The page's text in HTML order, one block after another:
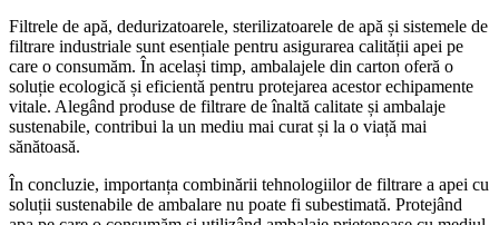
Filtrele de apă, dedurizatoarele, sterilizatoarele de apă și sistemele de
filtrare industriale sunt esențiale pentru asigurarea calității apei pe
care o consumăm. În același timp, ambalajele din carton oferă o
soluție ecologică și eficientă pentru protejarea acestor echipamente
vitale. Alegând produse de filtrare de înaltă calitate și ambalaje
sustenabile, contribui la un mediu mai curat și la o viață mai
sănătoasă.
În concluzie, importanța combinării tehnologiilor de filtrare a apei cu
soluții sustenabile de ambalare nu poate fi subestimată. Protejând